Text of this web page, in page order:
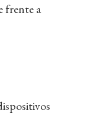
frente a